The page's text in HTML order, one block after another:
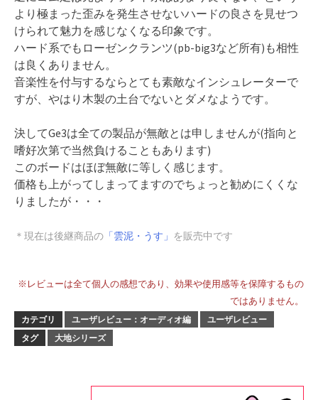
より極まった歪みを発生させないハードの良さを見せつ
けられて魅力を感じなくなる印象です。
ハード系でもローゼンクランツ(pb-big3など所有)も相性
は良くありません。
音楽性を付与するならとても素敵なインシュレーターで
すが、やはり木製の土台でないとダメなようです。
決してGe3は全ての製品が無敵とは申しませんが(指向と
嗜好次第で当然負けることもあります)
このボードはほぼ無敵に等しく感じます。
価格も上がってしまってますのでちょっと勧めにくくな
りましたが・・・
＊現在は後継商品の 「雲泥・うす」 を販売中です
※レビューは全て個人の感想であり、効果や使用感等を保障するもの
ではありません。
カテゴリ ユーザレビュー：オーディオ編
ユーザレビュー
タグ
大地シリーズ